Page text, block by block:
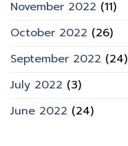
November 2022 (11)
October 2022 (26)
September 2022 (24)
July 2022 (3)
June 2022 (24)